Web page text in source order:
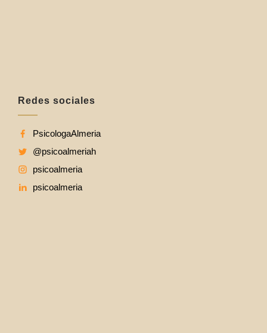
Redes sociales
PsicologaAlmeria
@psicoalmeriah
psicoalmeria
psicoalmeria